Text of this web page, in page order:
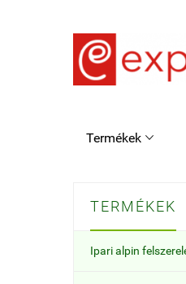
Termékek 
TERMÉKEK
Ipari alpin